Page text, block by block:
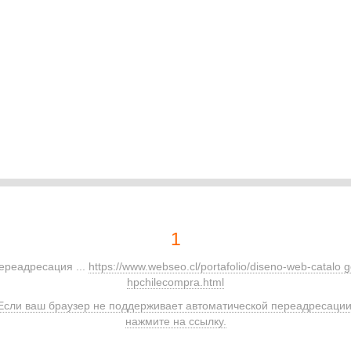
1
... https://www.webseo.cl/portafolio/diseno-web-catalo
hpchilecompra.html
ваш браузер не поддерживает автоматической
нажмите на ссылку.